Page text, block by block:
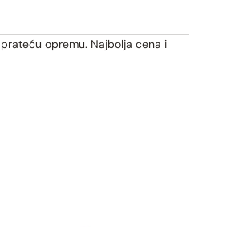
opremu. Najbolja cena i